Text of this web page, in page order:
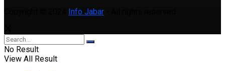
Info Jabar
No Result
View All Result